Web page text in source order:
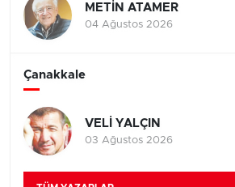
METİN ATAMER
04 Ağustos 2026
Çanakkale
VELİ YALÇIN
03 Ağustos 2026